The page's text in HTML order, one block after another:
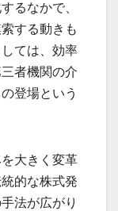
るなかで、
する動きも
ては、効率
者機関の介
登場という
大きく変革
的な株式発
法が広がり